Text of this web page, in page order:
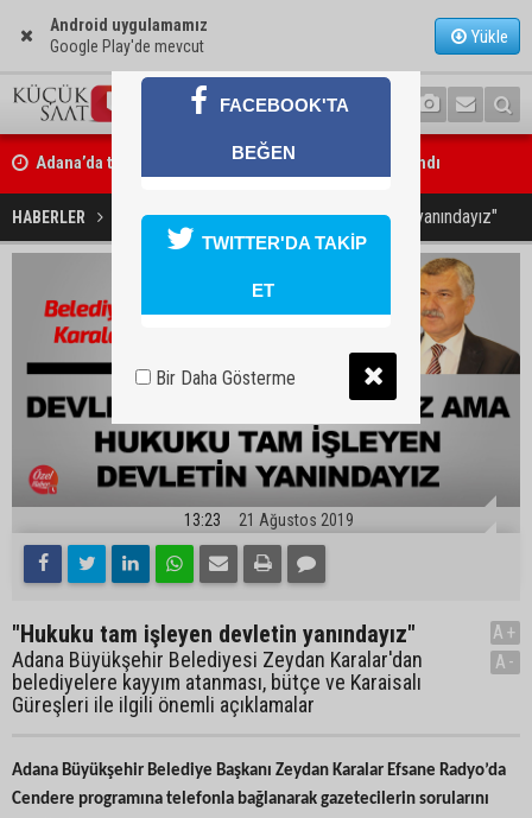
Android uygulamamız
Google Play'de mevcut
Yükle
Adana’da taziye evinde silah çeken kişi gözaltına alındı
HABERLER SİYASET "Hukuku tam işleyen devletin yanındayız"
13:23 21 Ağustos 2019
"Hukuku tam işleyen devletin yanındayız"
Adana Büyükşehir Belediyesi Zeydan Karalar'dan
belediyelere kayyım atanması, bütçe ve Karaisalı
Güreşleri ile ilgili önemli açıklamalar
A+
A-
Adana Büyükşehir Belediye Başkanı Zeydan Karalar Efsane Radyo’da
Cendere programına telefonla bağlanarak gazetecilerin sorularını
FACEBOOK'TA
BEĞEN
TWITTER'DA TAKİP
ET
Bir Daha Gösterme